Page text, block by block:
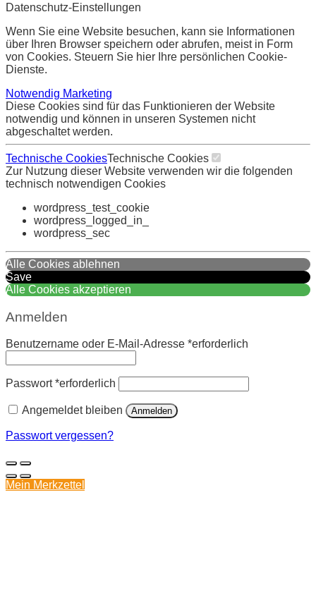
Datenschutz-Einstellungen
Wenn Sie eine Website besuchen, kann sie Informationen
über Ihren Browser speichern oder abrufen, meist in Form
von Cookies. Steuern Sie hier Ihre persönlichen Cookie-
Dienste.
Notwendig Marketing
Diese Cookies sind für das Funktionieren der Website
notwendig und können in unseren Systemen nicht
abgeschaltet werden.
Technische CookiesTechnische Cookies
Zur Nutzung dieser Website verwenden wir die folgenden
technisch notwendigen Cookies
wordpress_test_cookie
wordpress_logged_in_
wordpress_sec
Alle Cookies ablehnen
Save
Alle Cookies akzeptieren
Anmelden
Benutzername oder E-Mail-Adresse *erforderlich
Passwort*erforderlich
Angemeldet bleiben Anmelden
Passwort vergessen?
Mein Merkzettel